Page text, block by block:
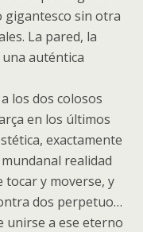
gigantesco sin otra
La pared, la
auténtica
los dos colosos
en los últimos
exactamente
realidad
tocar y moverse, y
dos perpetuo…
unirse a ese eterno